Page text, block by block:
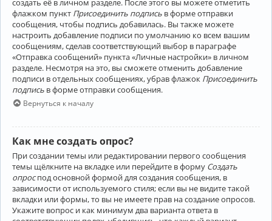
флажком пункт Присоединить подпись в форме отправки
сообщения, чтобы подпись добавилась. Вы также можете
настроить добавление подписи по умолчанию ко всем вашим
сообщениям, сделав соответствующий выбор в параграфе
«Отправка сообщений» пункта «Личные настройки» в личном
разделе. Несмотря на это, вы сможете отменить добавление
подписи в отдельных сообщениях, убрав флажок Присоединить
подпись в форме отправки сообщения.
Вернуться к началу
Как мне создать опрос?
При создании темы или редактировании первого сообщения
темы щёлкните на вкладке или перейдите в форму Создать
опроспод основной формой для создания сообщения, в
зависимости от используемого стиля; если вы не видите такой
вкладки или формы, то вы не имеете прав на создание опросов.
Укажите вопрос и как минимум два варианта ответа в